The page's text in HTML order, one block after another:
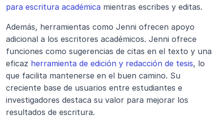
para escritura académica mientras escribes y editas.
Además, herramientas como Jenni ofrecen apoyo
adicional a los escritores académicos. Jenni ofrece
funciones como sugerencias de citas en el texto y una
eficaz herramienta de edición y redacción de tesis, lo
que facilita mantenerse en el buen camino. Su
creciente base de usuarios entre estudiantes e
investigadores destaca su valor para mejorar los
resultados de escritura.